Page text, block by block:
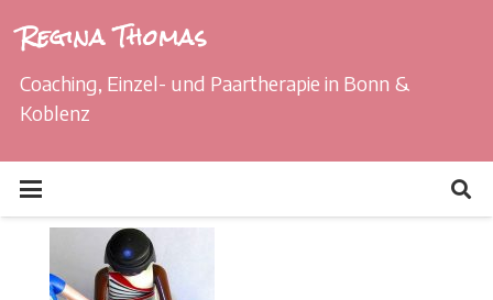
Regina Thomas
Coaching, Einzel- und Paartherapie in Bonn &
Koblenz